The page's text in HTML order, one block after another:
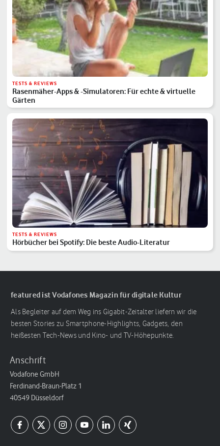
TESTS & REVIEWS
Rasenmäher-Apps & -Simulatoren: Für echte & virtuelle
Gärten
TESTS & REVIEWS
Hörbücher bei Spotify: Die beste Audio-Literatur
featured ist Vodafones Magazin für digitale Kultur
Als Begleiter auf dem Weg ins Gigabit-Zeitalter liefern wir die
besten Stories zu Smartphone-Highlights, Gadgets, den
heißesten Tech-News und Kino- und TV-Höhepunkte.
Anschrift
Vodafone GmbH
Ferdinand-Braun-Platz 1
40549 Düsseldorf